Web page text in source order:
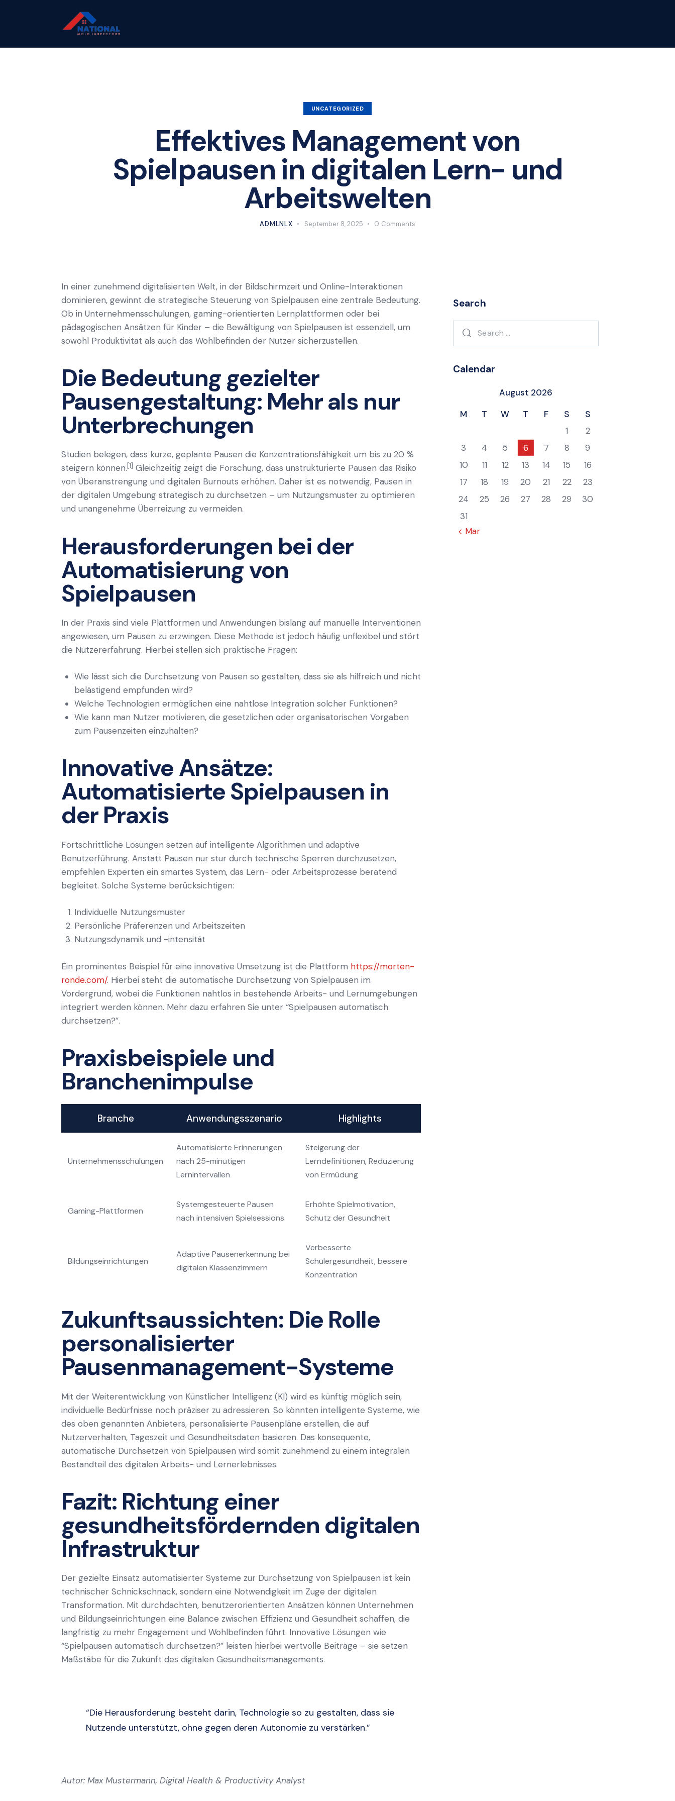
UNCATEGORIZED
Effektives Management von
Spielpausen in digitalen Lern- und
Arbeitswelten
ADMLNLX September 8, 2025 0 Comments
In einer zunehmend digitalisierten Welt, in der Bildschirmzeit und Online-Interaktionen
dominieren, gewinnt die strategische Steuerung von Spielpausen eine zentrale Bedeutung.
Ob in Unternehmensschulungen, gaming-orientierten Lernplattformen oder bei
pädagogischen Ansätzen für Kinder – die Bewältigung von Spielpausen ist essenziell, um
sowohl Produktivität als auch das Wohlbefinden der Nutzer sicherzustellen.
Die Bedeutung gezielter
Pausengestaltung: Mehr als nur
Unterbrechungen
Studien belegen, dass kurze, geplante Pausen die Konzentrationsfähigkeit um bis zu 20 %
steigern können.[1] Gleichzeitig zeigt die Forschung, dass unstrukturierte Pausen das Risiko
von Überanstrengung und digitalen Burnouts erhöhen. Daher ist es notwendig, Pausen in
der digitalen Umgebung strategisch zu durchsetzen – um Nutzungsmuster zu optimieren
und unangenehme Überreizung zu vermeiden.
Herausforderungen bei der
Automatisierung von
Spielpausen
In der Praxis sind viele Plattformen und Anwendungen bislang auf manuelle Interventionen
angewiesen, um Pausen zu erzwingen. Diese Methode ist jedoch häufig unflexibel und stört
die Nutzererfahrung. Hierbei stellen sich praktische Fragen:
Wie lässt sich die Durchsetzung von Pausen so gestalten, dass sie als hilfreich und nicht
belästigend empfunden wird?
Welche Technologien ermöglichen eine nahtlose Integration solcher Funktionen?
Wie kann man Nutzer motivieren, die gesetzlichen oder organisatorischen Vorgaben
zum Pausenzeiten einzuhalten?
Innovative Ansätze:
Automatisierte Spielpausen in
der Praxis
Fortschrittliche Lösungen setzen auf intelligente Algorithmen und adaptive
Benutzerführung. Anstatt Pausen nur stur durch technische Sperren durchzusetzen,
empfehlen Experten ein smartes System, das Lern- oder Arbeitsprozesse beratend
begleitet. Solche Systeme berücksichtigen:
Individuelle Nutzungsmuster
Persönliche Präferenzen und Arbeitszeiten
Nutzungsdynamik und -intensität
Ein prominentes Beispiel für eine innovative Umsetzung ist die Plattform https://morten-
ronde.com/. Hierbei steht die automatische Durchsetzung von Spielpausen im
Vordergrund, wobei die Funktionen nahtlos in bestehende Arbeits- und Lernumgebungen
integriert werden können. Mehr dazu erfahren Sie unter “Spielpausen automatisch
durchsetzen?”.
Praxisbeispiele und
Branchenimpulse
Branche Anwendungsszenario Highlights
Unternehmensschulungen
Automatisierte Erinnerungen
nach 25-minütigen
Lernintervallen
Steigerung der
Lerndefinitionen, Reduzierung
von Ermüdung
Gaming-Plattformen
Systemgesteuerte Pausen
nach intensiven Spielsessions
Erhöhte Spielmotivation,
Schutz der Gesundheit
Bildungseinrichtungen
Adaptive Pausenerkennung bei
digitalen Klassenzimmern
Verbesserte
Schülergesundheit, bessere
Konzentration
Zukunftsaussichten: Die Rolle
personalisierter
Pausenmanagement-Systeme
Mit der Weiterentwicklung von Künstlicher Intelligenz (KI) wird es künftig möglich sein,
individuelle Bedürfnisse noch präziser zu adressieren. So könnten intelligente Systeme, wie
des oben genannten Anbieters, personalisierte Pausenpläne erstellen, die auf
Nutzerverhalten, Tageszeit und Gesundheitsdaten basieren. Das konsequente,
automatische Durchsetzen von Spielpausen wird somit zunehmend zu einem integralen
Bestandteil des digitalen Arbeits- und Lernerlebnisses.
Fazit: Richtung einer
gesundheitsfördernden digitalen
Infrastruktur
Der gezielte Einsatz automatisierter Systeme zur Durchsetzung von Spielpausen ist kein
technischer Schnickschnack, sondern eine Notwendigkeit im Zuge der digitalen
Transformation. Mit durchdachten, benutzerorientierten Ansätzen können Unternehmen
und Bildungseinrichtungen eine Balance zwischen Effizienz und Gesundheit schaffen, die
langfristig zu mehr Engagement und Wohlbefinden führt. Innovative Lösungen wie
“Spielpausen automatisch durchsetzen?” leisten hierbei wertvolle Beiträge – sie setzen
Maßstäbe für die Zukunft des digitalen Gesundheitsmanagements.
“Die Herausforderung besteht darin, Technologie so zu gestalten, dass sie
Nutzende unterstützt, ohne gegen deren Autonomie zu verstärken.”
Autor: Max Mustermann, Digital Health & Productivity Analyst
Search
Search
Calendar
August 2026
M
T W T F S
S
1
2
3
4 5 6 7 8
9
10
11 12 13 14 15
16
17
18 19 20 21 22
23
24
25 26 27 28 29
30
31
« Mar